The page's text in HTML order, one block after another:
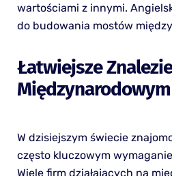
wartościami z innymi.
do budowania mostów
Łatwiejsze
W dzisiejszym świecie
często kluczowym
Wiele firm działających na